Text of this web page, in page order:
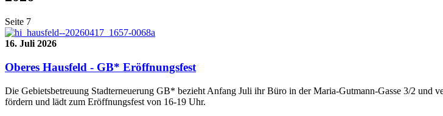
Seite 7
16. Juli 2026
Oberes Hausfeld - GB* Eröffnungsfest
Die Gebietsbetreuung Stadterneuerung GB* bezieht Anfang Juli ihr Büro in der Maria-Gutmann-Gasse 3/2 und
fördern und lädt zum Eröffnungsfest von 16-19 Uhr.